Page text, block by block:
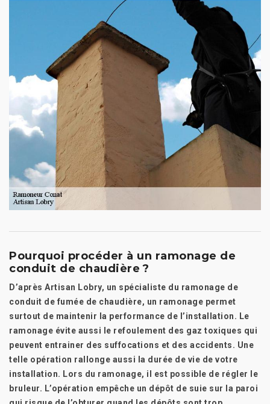
Pourquoi procéder à un ramonage de
conduit de chaudière ?
D’après Artisan Lobry, un spécialiste du ramonage de
conduit de fumée de chaudière, un ramonage permet
surtout de maintenir la performance de l’installation. Le
ramonage évite aussi le refoulement des gaz toxiques qui
peuvent entrainer des suffocations et des accidents. Une
telle opération rallonge aussi la durée de vie de votre
installation. Lors du ramonage, il est possible de régler le
bruleur. L’opération empêche un dépôt de suie sur la paroi